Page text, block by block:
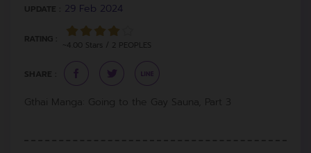
UPDATE : 29 Feb 2024
RATING :
~4.00 Stars / 2 PEOPLES
SHARE :
Gthai Manga: Going to the Gay Sauna, Part 3